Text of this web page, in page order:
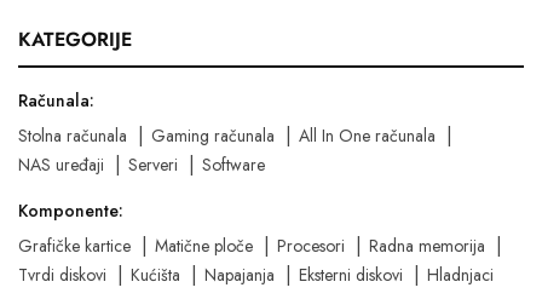
KATEGORIJE
Računala:
Stolna računala
Gaming računala
All In One računala
NAS uređaji
Serveri
Software
Komponente:
Grafičke kartice
Matične ploče Procesori
Radna memorija
Tvrdi diskovi
Kućišta Napajanja Eksterni diskovi
Hladnjaci